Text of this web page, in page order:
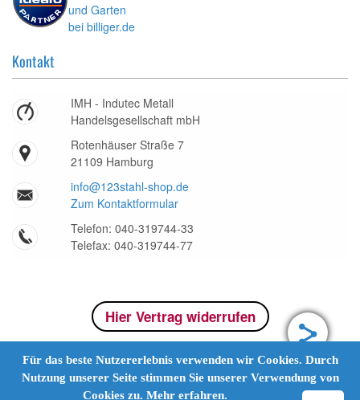
Für das beste Nutzererlebnis verwenden wir Cookies. Durch
Nutzung unserer Seite stimmen Sie unserer Verwendung von
Cookies zu. Mehr erfahren.
Kontakt
IMH - Indutec Metall
Handelsgesellschaft mbH
Rotenhäuser Straße 7
21109 Hamburg
info@123stahl-shop.de
Zum Kontaktformular
Telefon: 040-319744-33
Telefax: 040-319744-77
Hier Vertrag widerrufen